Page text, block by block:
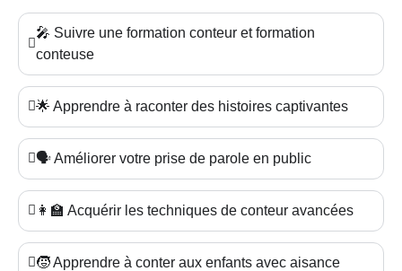
🎤 Suivre une formation conteur et formation
conteuse
🌟 Apprendre à raconter des histoires captivantes
🗣️ Améliorer votre prise de parole en public
👩‍🏫 Acquérir les techniques de conteur avancées
🧒 Apprendre à conter aux enfants avec aisance